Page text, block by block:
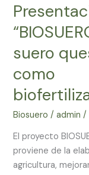
suero
como
Biosuero /admin/
El proyecto
proviene de la
agricultura,
Operativo
revalorización
del
quesero
para
su
como
biofertilizante/